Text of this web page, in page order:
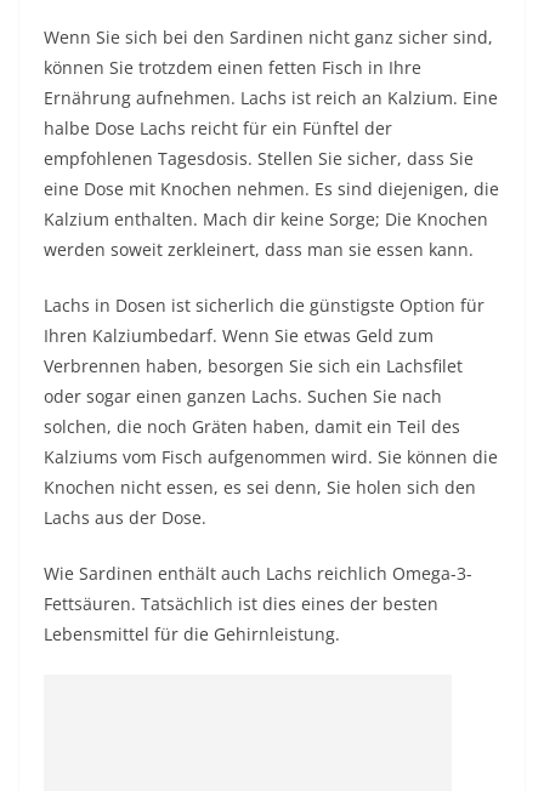
Wenn Sie sich bei den Sardinen nicht ganz sicher sind,
können Sie trotzdem einen fetten Fisch in Ihre
Ernährung aufnehmen. Lachs ist reich an Kalzium. Eine
halbe Dose Lachs reicht für ein Fünftel der
empfohlenen Tagesdosis. Stellen Sie sicher, dass Sie
eine Dose mit Knochen nehmen. Es sind diejenigen, die
Kalzium enthalten. Mach dir keine Sorge; Die Knochen
werden soweit zerkleinert, dass man sie essen kann.
Lachs in Dosen ist sicherlich die günstigste Option für
Ihren Kalziumbedarf. Wenn Sie etwas Geld zum
Verbrennen haben, besorgen Sie sich ein Lachsfilet
oder sogar einen ganzen Lachs. Suchen Sie nach
solchen, die noch Gräten haben, damit ein Teil des
Kalziums vom Fisch aufgenommen wird. Sie können die
Knochen nicht essen, es sei denn, Sie holen sich den
Lachs aus der Dose.
Wie Sardinen enthält auch Lachs reichlich Omega-3-
Fettsäuren. Tatsächlich ist dies eines der besten
Lebensmittel für die Gehirnleistung.